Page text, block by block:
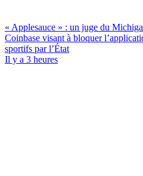
« Applesauce » : un juge du
Coinbase visant à bloquer
sportifs par l’État
Il y a 3 heures